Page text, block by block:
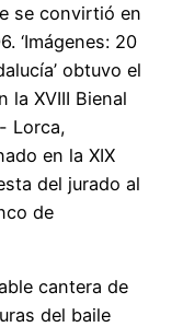
se convirtió en
‘Imágenes: 20
obtuvo el
la XVIII Bienal
Lorca,
en la XIX
del jurado al
de
cantera de
del baile